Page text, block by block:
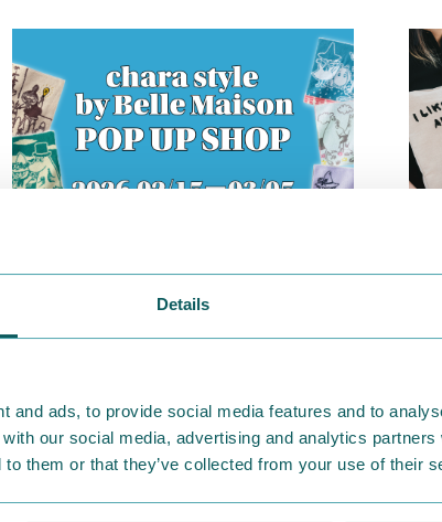
Details
and ads, to provide social media features and to
our social media, advertising and analytics
to them or that they’ve collected from your use of their
2026.02.13
ニュウマン新宿でベルメゾンオリジ
ナルムーミンアイテムのポップアッ
彩